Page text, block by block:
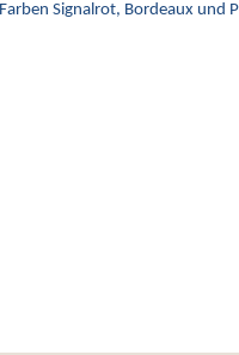
Signalrot, Bordeaux und